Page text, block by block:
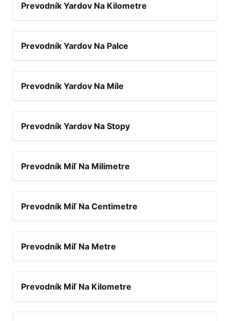
Prevodník Yardov Na Kilometre
Prevodník Yardov Na Palce
Prevodník Yardov Na Míle
Prevodník Yardov Na Stopy
Prevodník Míľ Na Milimetre
Prevodník Míľ Na Centimetre
Prevodník Míľ Na Metre
Prevodník Míľ Na Kilometre